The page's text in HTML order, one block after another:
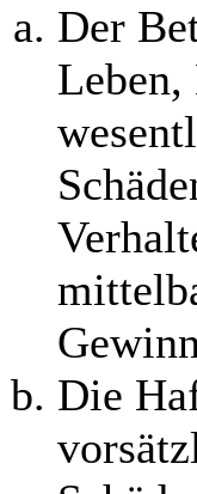
Der
Leben,
Die